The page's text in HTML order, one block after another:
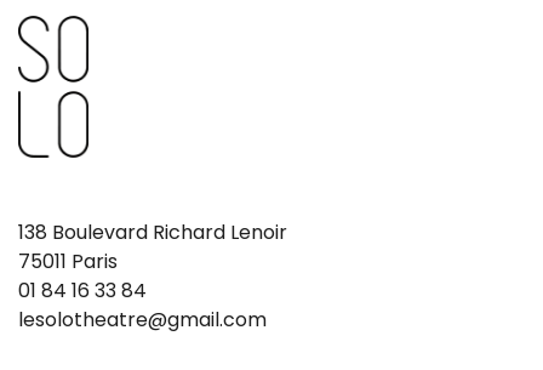
138 Boulevard Richard Lenoir
75011 Paris
01 84 16 33 84
lesolotheatre@gmail.com